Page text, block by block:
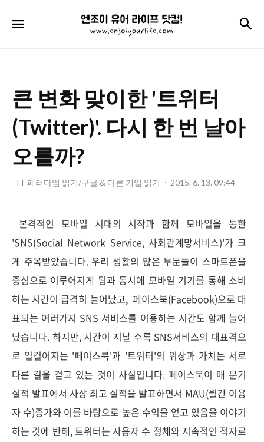
엔
조
어
라
이
닷
큰 변화 맞이한 '트위터
(Twitter)'. 다시 한 번 날아
오를까?
- IT 패러다임 읽기/구글 & 다른 기업 읽기 2015. 6. 13. 09:44
본격적인 모바일 시대의 시작과 함께 모바일을 통한
'SNS(Social Network Service, 사회관계망서비스)'가 크
게 주목받았습니다. 우리 생활의 많은 부분들이 스마트폰을
중심으로 이루어지게 됨과 동시에 모바일 기기를 통해 소비
하는 시간이 급격히 늘어났고, 페이스북(Facebook)으로 대
표되는 여러가지 SNS 서비스를 이용하는 시간도 함께 늘어
났습니다. 하지만, 시간이 지날 수록 SNS서비스의 대표격으
로 일컬어지는 '페이스북'과 '트위터'의 위상과 가치는 서로
다른 길을 걷고 있는 것이 사실입니다. 페이스북이 매 분기
실적 발표에서 사상 최고 실적을 발표하면서 MAU(월간 이용
자 수)증가와 이를 바탕으로 높은 수익을 얻고 있음을 이야기
하는 것에 반해, 트위터는 사용자 수 정체와 지속적인 적자로